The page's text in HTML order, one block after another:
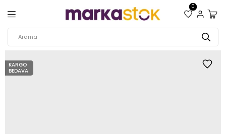
0
KARGO
BEDAVA